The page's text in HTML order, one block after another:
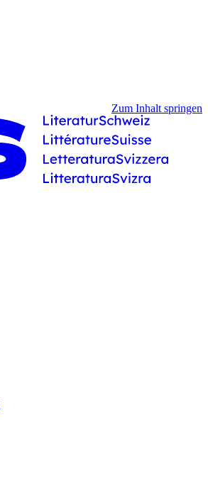
Zum Inhalt springen